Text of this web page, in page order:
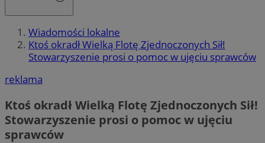
Wiadomości lokalne
Ktoś okradł Wielką Flotę Zjednoczonych Sił!
Stowarzyszenie prosi o pomoc w ujęciu sprawców
reklama
Ktoś okradł Wielką Flotę Zjednoczonych Sił!
Stowarzyszenie prosi o pomoc w ujęciu
sprawców